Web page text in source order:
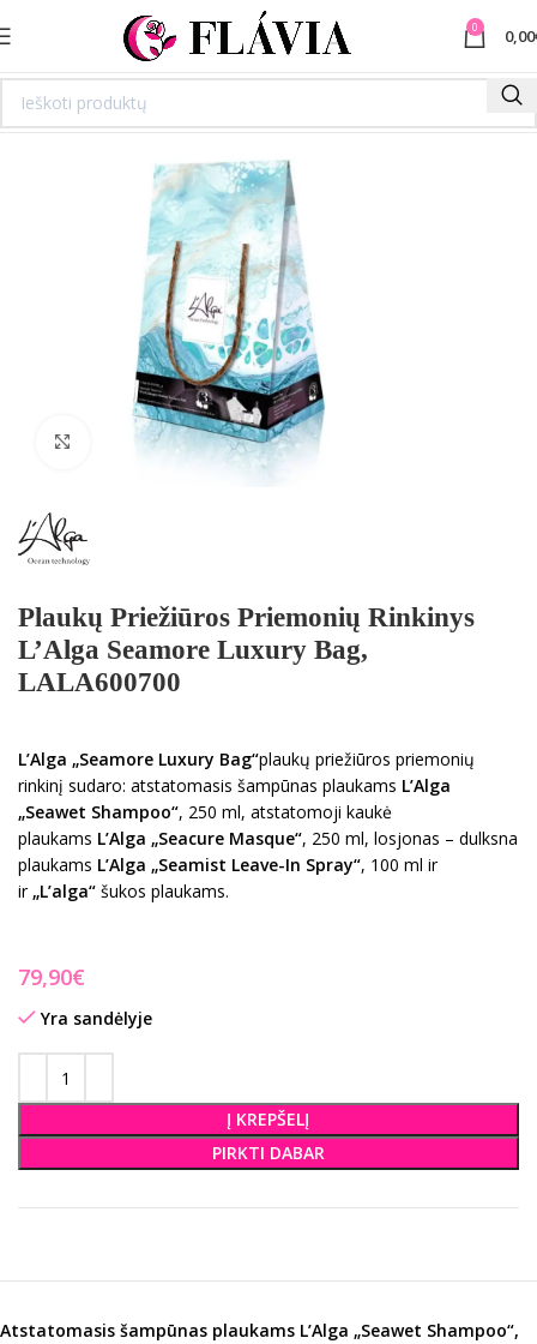
0 0,00
Spustelėkite norėdami padidinti
Plaukų Priežiūros Priemonių Rinkinys
L’Alga Seamore Luxury Bag,
LALA600700
L’Alga „Seamore Luxury Bag“plaukų priežiūros priemonių
rinkinį sudaro: atstatomasis šampūnas plaukams L’Alga
„Seawet Shampoo“, 250 ml, atstatomoji kaukė
plaukams L’Alga „Seacure Masque“, 250 ml, losjonas – dulksna
plaukams L’Alga „Seamist Leave-In Spray“, 100 ml ir
ir „L’alga“ šukos plaukams.
€
Yra sandėlyje
Į KREPŠELĮ
PIRKTI DABAR
Atstatomasis šampūnas plaukams L’Alga „Seawet Shampoo“,